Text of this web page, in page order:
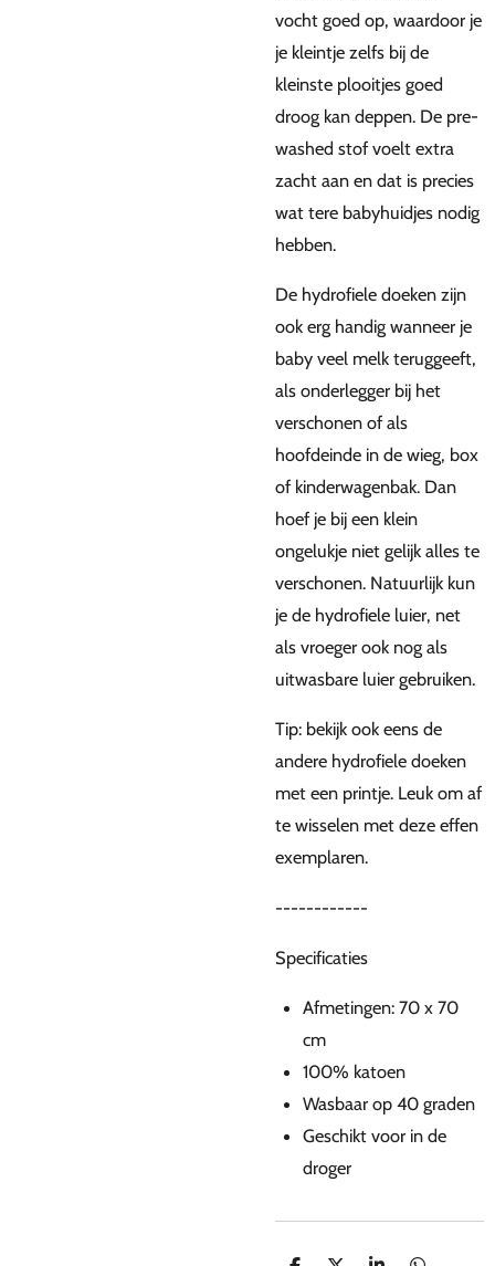
vocht goed op, waardoor je
je kleintje zelfs bij de
kleinste plooitjes goed
droog kan deppen. De pre-
washed stof voelt extra
zacht aan en dat is precies
wat tere babyhuidjes nodig
hebben.
De hydrofiele doeken zijn
ook erg handig wanneer je
baby veel melk teruggeeft,
als onderlegger bij het
verschonen of als
hoofdeinde in de wieg, box
of kinderwagenbak. Dan
hoef je bij een klein
ongelukje niet gelijk alles te
verschonen. Natuurlijk kun
je de hydrofiele luier, net
als vroeger ook nog als
uitwasbare luier gebruiken.
Tip: bekijk ook eens de
andere hydrofiele doeken
met een printje. Leuk om af
te wisselen met deze effen
exemplaren.
------------
Specificaties
Afmetingen: 70 x 70
cm
100% katoen
Wasbaar op 40 graden
Geschikt voor in de
droger